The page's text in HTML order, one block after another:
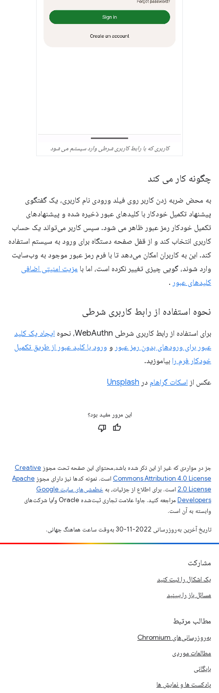
کاربری که با رابط کاربری شرطی وارد سیستم می شود
چگونه کار می کند
به محض ضربه زدن کاربر روی فیلد ورودی نام کاربری، یک گفتگوی
پیشنهاد تکمیل خودکار با کلیدهای عبور ذخیره شده و پیشنهادهای
تکمیل خودکار رمز عبور ظاهر می شود. سپس کاربر می‌تواند یک حساب
کاربری انتخاب کند و از قفل صفحه دستگاه برای ورود به سیستم استفاده
کند. این به کاربران امکان می‌دهد تا با فرم رمز عبور موجود به وب‌سایت
وارد شوند، گویی چیزی تغییر نکرده است، اما با مزیت امنیتی اضافی
کلیدهای عبور .
نحوه استفاده از رابط کاربری شرطی
برای استفاده از رابط کاربری شرطی WebAuthn، نحوه
ایجاد یک کلید
عبور برای ورودهای بدون رمز عبور و ورود با کلید عبور از طریق تکمیل
خودکار فرم را بیاموزید.
عکس از اسکات گراهام در Unsplash
این مرور مفید بود؟
جز در مواردی که غیر از این ذکر شده باشد،‌محتوای این صفحه تحت مجوز Creative
Commons Attribution 4.0 License است. نمونه کدها نیز دارای مجوز Apache
2.0 License است. برای اطلاع از جزئیات، به
خطمشی‌های سایت Google
Developers‏
مراجعه کنید. جاوا علامت تجاری ثبت‌شده Oracle و/یا شرکت‌های
وابسته به آن است.
تاریخ آخرین به‌روزرسانی 2022-11-30 به‌وقت ساعت هماهنگ جهانی.
مشارکت
یک اشکال را ثبت کنید
مسائل باز را ببینید
مطالب مرتبط
به‌روزرسانی‌های Chromium
مطالعات موردی
بایگانی
پادکست ها و نمایش ها